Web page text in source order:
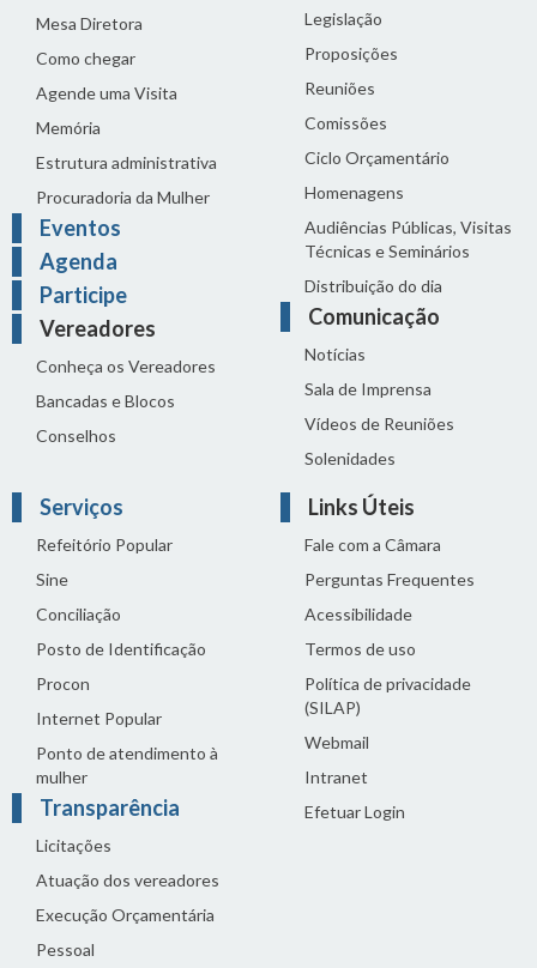
Mesa Diretora
Como chegar
Agende uma Visita
Memória
Estrutura administrativa
Procuradoria da Mulher
Eventos
Agenda
Participe
Vereadores
Conheça os Vereadores
Bancadas e Blocos
Conselhos
Legislação
Proposições
Reuniões
Comissões
Ciclo Orçamentário
Homenagens
Audiências Públicas, Visitas
Técnicas e Seminários
Distribuição do dia
Comunicação
Notícias
Sala de Imprensa
Vídeos de Reuniões
Solenidades
Serviços
Refeitório Popular
Sine
Conciliação
Posto de Identificação
Procon
Internet Popular
Ponto de atendimento à
mulher
Transparência
Licitações
Atuação dos vereadores
Execução Orçamentária
Pessoal
Links Úteis
Fale com a Câmara
Perguntas Frequentes
Acessibilidade
Termos de uso
Política de privacidade
(SILAP)
Webmail
Intranet
Efetuar Login